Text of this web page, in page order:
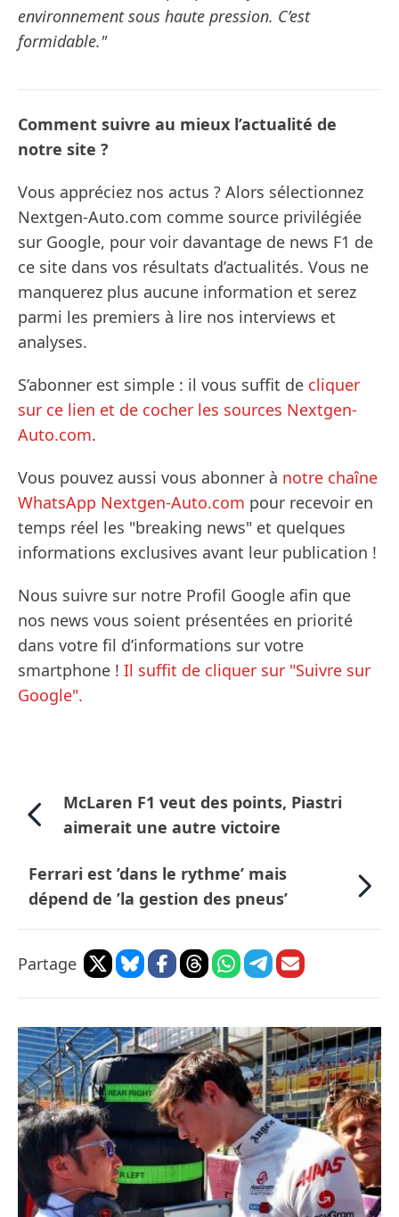
environnement sous haute pression. C’est
formidable."
Comment suivre au mieux l’actualité de
notre site ?
Vous appréciez nos actus ? Alors sélectionnez
Nextgen-Auto.com comme source privilégiée
sur Google, pour voir davantage de news F1 de
ce site dans vos résultats d’actualités. Vous ne
manquerez plus aucune information et serez
parmi les premiers à lire nos interviews et
analyses.
S’abonner est simple : il vous suffit de cliquer
sur ce lien et de cocher les sources Nextgen-
Auto.com.
Vous pouvez aussi vous abonner à notre chaîne
WhatsApp Nextgen-Auto.com pour recevoir en
temps réel les "breaking news" et quelques
informations exclusives avant leur publication !
Nous suivre sur notre Profil Google afin que
nos news vous soient présentées en priorité
dans votre fil d’informations sur votre
smartphone ! Il suffit de cliquer sur "Suivre sur
Google".
McLaren F1 veut des points, Piastri
aimerait une autre victoire
Ferrari est ’dans le rythme’ mais
dépend de ’la gestion des pneus’
Partage